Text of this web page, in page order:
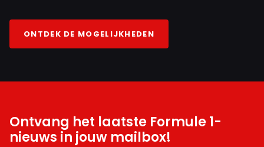
ONTDEK DE MOGELIJKHEDEN
Ontvang het laatste Formule 1-
nieuws in jouw mailbox!